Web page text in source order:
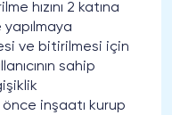
hızını 2 katına
yapılmaya
ve bitirilmesi için
sahip
önce inşaatı kurup